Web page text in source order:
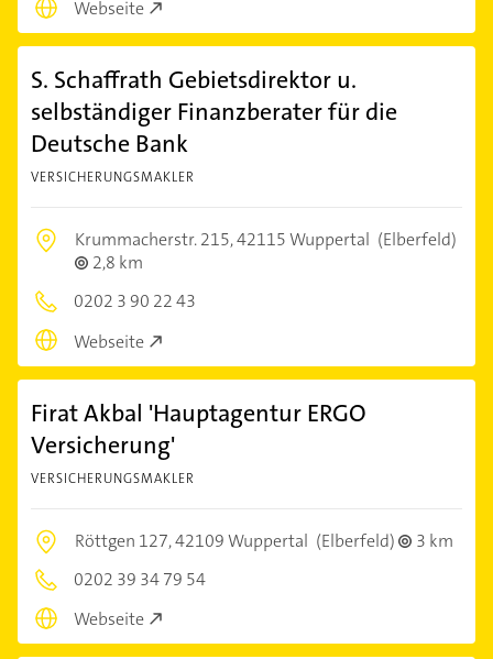
Webseite
S. Schaffrath Gebietsdirektor u.
selbständiger Finanzberater für die
Deutsche Bank
VERSICHERUNGSMAKLER
Krummacherstr. 215,42115 Wuppertal (Elberfeld)
2,8 km
0202 3 90 22 43
Webseite
Firat Akbal 'Hauptagentur ERGO
Versicherung'
VERSICHERUNGSMAKLER
Röttgen 127,42109 Wuppertal (Elberfeld)
3 km
0202 39 34 79 54
Webseite